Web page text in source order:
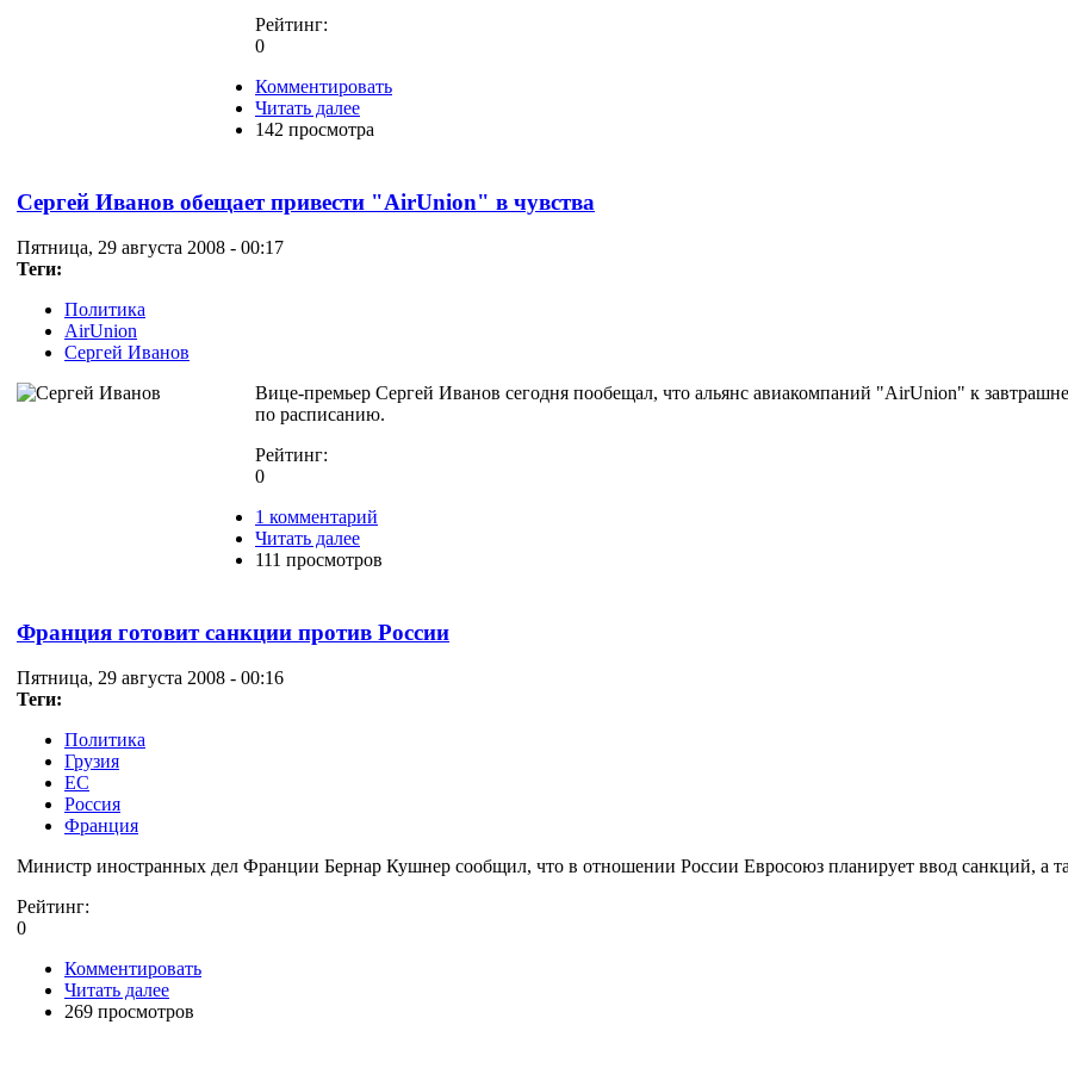
Рейтинг:
0
Комментировать
Читать далее
142 просмотра
Сергей Иванов обещает привести "AirUnion" в чувства
Пятница, 29 августа 2008 - 00:17
Теги:
Политика
AirUnion
Сергей Иванов
Вице-премьер Сергей Иванов сегодня пообещал, что альянс авиакомпаний "AirUnion" к
по расписанию.
Рейтинг:
0
1 комментарий
Читать далее
111 просмотров
Франция готовит санкции против России
Пятница, 29 августа 2008 - 00:16
Теги:
Политика
Грузия
ЕС
Россия
Франция
Министр иностранных дел Франции Бернар Кушнер сообщил, что в отношении России Евросоюз планирует ввод санкций, а
Рейтинг:
0
Комментировать
Читать далее
269 просмотров